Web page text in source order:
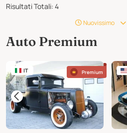
Risultati Totali: 4
Nuovissimo
Auto Premium
IT Premium